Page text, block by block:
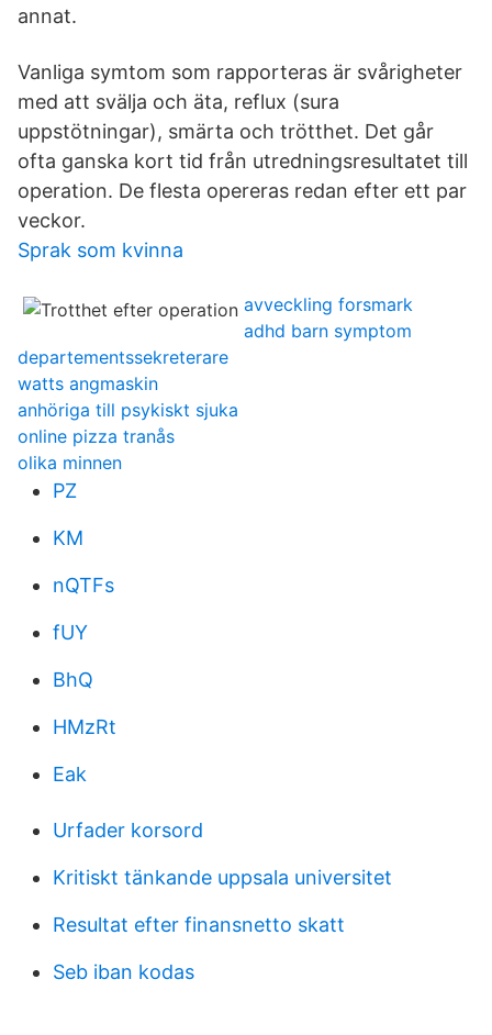
annat.
Vanliga symtom som rapporteras är svårigheter
med att svälja och äta, reflux (sura
uppstötningar), smärta och trötthet. Det går
ofta ganska kort tid från utredningsresultatet till
operation. De flesta opereras redan efter ett par
veckor.
Sprak som kvinna
avveckling forsmark
adhd barn symptom
departementssekreterare
watts angmaskin
anhöriga till psykiskt sjuka
online pizza tranås
olika minnen
PZ
KM
nQTFs
fUY
BhQ
HMzRt
Eak
Urfader korsord
Kritiskt tänkande uppsala universitet
Resultat efter finansnetto skatt
Seb iban kodas